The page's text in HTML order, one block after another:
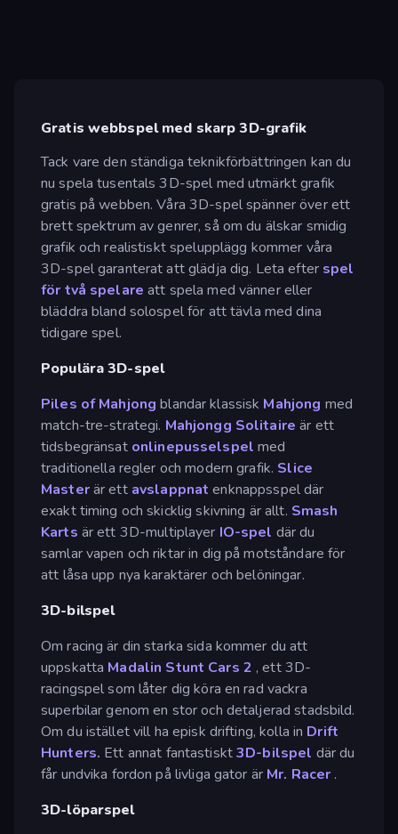
Gratis webbspel med skarp 3D-grafik
Tack vare den ständiga teknikförbättringen kan du
nu spela tusentals 3D-spel med utmärkt grafik
gratis på webben. Våra 3D-spel spänner över ett
brett spektrum av genrer, så om du älskar smidig
grafik och realistiskt spelupplägg kommer våra
3D-spel garanterat att glädja dig. Leta efter spel
för två spelare att spela med vänner eller
bläddra bland solospel för att tävla med dina
tidigare spel.
Populära 3D-spel
Piles of Mahjong blandar klassisk Mahjong med
match-tre-strategi. Mahjongg Solitaire är ett
tidsbegränsat onlinepusselspel med
traditionella regler och modern grafik. Slice
Masterär ett avslappnat enknappsspel där
exakt timing och skicklig skivning är allt. Smash
Karts är ett 3D-multiplayer IO-spel där du
samlar vapen och riktar in dig på motståndare för
att låsa upp nya karaktärer och belöningar.
3D-bilspel
Om racing är din starka sida kommer du att
uppskatta Madalin Stunt Cars 2 , ett 3D-
racingspel som låter dig köra en rad vackra
superbilar genom en stor och detaljerad stadsbild.
Om du istället vill ha episk drifting, kolla in Drift
Hunters. Ett annat fantastiskt3D-bilspel där du
får undvika fordon på livliga gator är Mr. Racer .
3D-löparspel